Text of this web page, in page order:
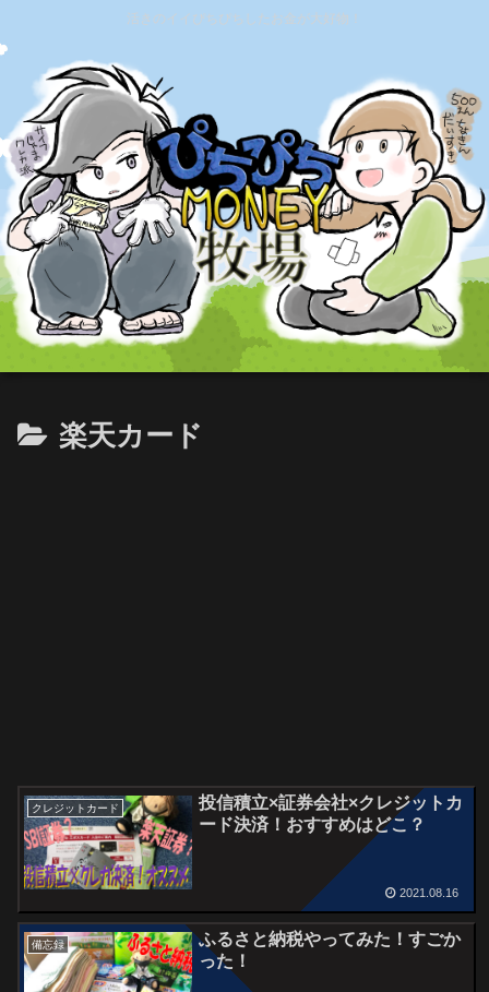
活きのイイぴちぴちしたお金が大好物！
楽天カード
クレジットカード
投信積立×証券会社×クレジットカ
ード決済！おすすめはどこ？
2021.08.16
備忘録
ふるさと納税やってみた！すごか
った！